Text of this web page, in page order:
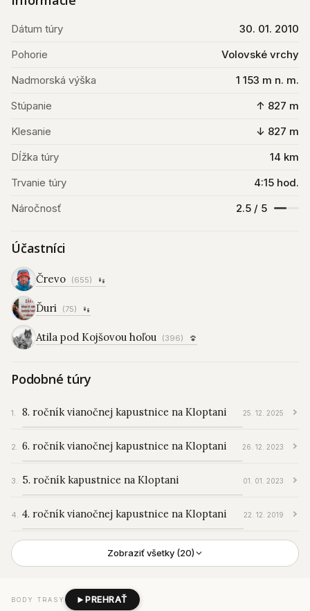
BODY TRASY PREHRAŤ
Dátum túry
30. 01. 2010
Pohorie
Volovské vrchy
Nadmorská výška
1 153 m n. m.
Stúpanie
↑ 827 m
Klesanie
↓ 827 m
Dĺžka túry
14 km
Trvanie túry
4:15 hod.
Náročnosť
2.5 / 5
Účastníci
Črevo (655)
Ďuri (75)
Atila pod Kojšovou hoľou (396)
Podobné túry
8. ročník vianočnej kapustnice na Kloptani 25. 12. 2025
6. ročník vianočnej kapustnice na Kloptani 26. 12. 2023
5. ročník kapustnice na Kloptani 01. 01. 2023
4. ročník vianočnej kapustnice na Kloptani 22. 12. 2019
Zobraziť všetky (20)